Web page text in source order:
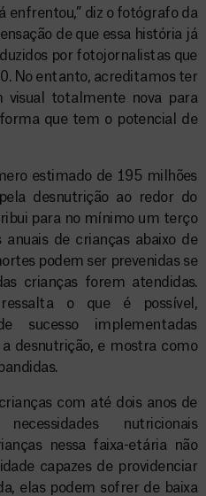
enfrentou,” diz o fotógrafo da
de que essa história já
por fotojornalistas que
No entanto, acreditamos ter
visual totalmente nova para
que tem o potencial de
estimado de 195 milhões
desnutrição ao redor do
para no mínimo um terço
de crianças abaixo de
podem ser prevenidas se
crianças forem atendidas.
o que é possível,
sucesso implementadas
desnutrição, e mostra como
com até dois anos de
nutricionais
nessa faixa-etária não
capazes de providenciar
elas podem sofrer de baixa